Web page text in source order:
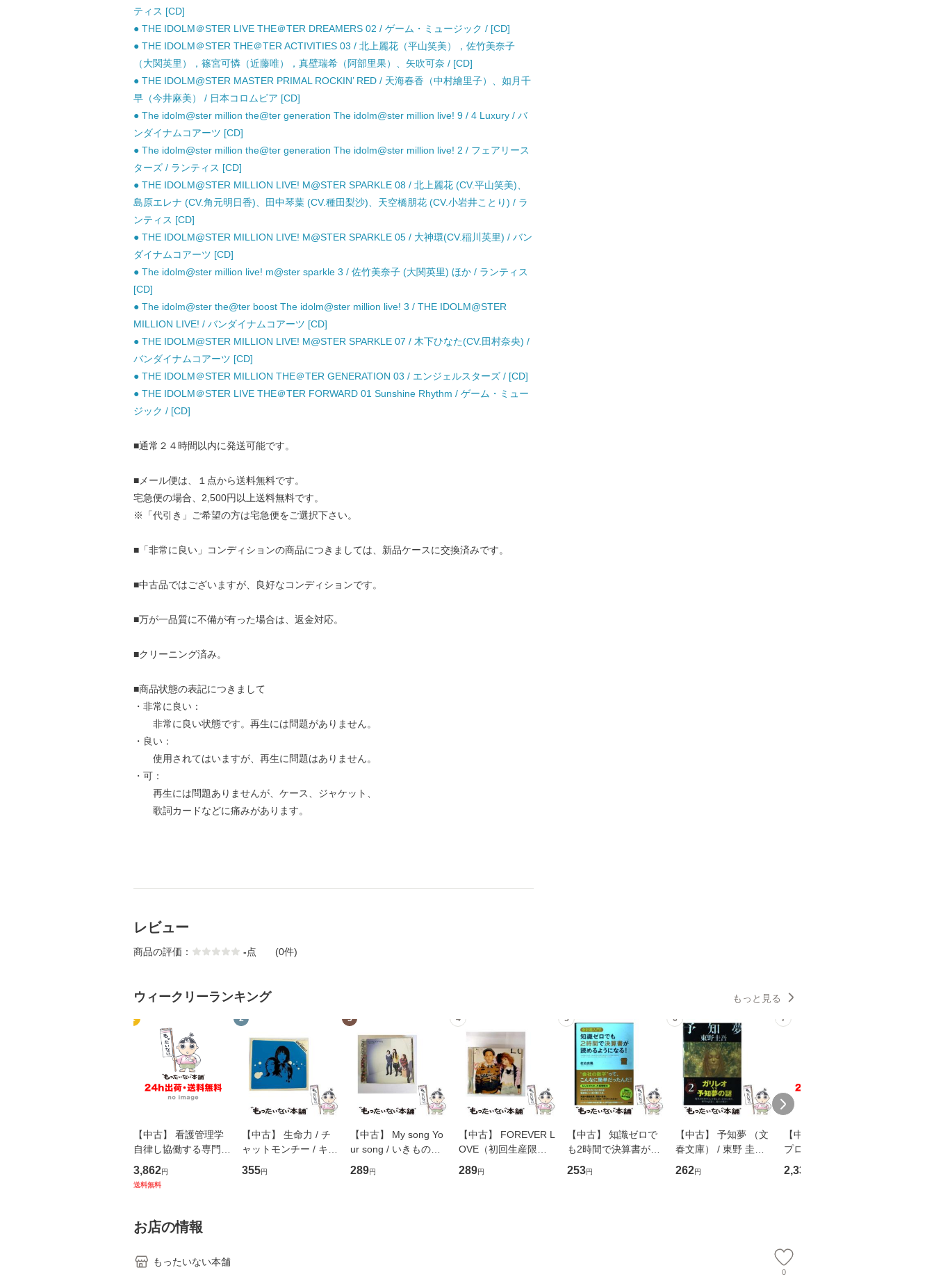
ティス [CD]
● THE IDOLM＠STER LIVE THE＠TER DREAMERS 02 / ゲーム・ミュージック / [CD]
● THE IDOLM＠STER THE＠TER ACTIVITIES 03 / 北上麗花（平山笑美），佐竹美奈子
（大関英里），篠宮可憐（近藤唯），真壁瑞希（阿部里果）、矢吹可奈 / [CD]
● THE IDOLM@STER MASTER PRIMAL ROCKIN’ RED / 天海春香（中村繪里子）、如月千
早（今井麻美） / 日本コロムビア [CD]
● The idolm@ster million the@ter generation The idolm@ster million live! 9 / 4 Luxury / バ
ンダイナムコアーツ [CD]
● The idolm@ster million the@ter generation The idolm@ster million live! 2 / フェアリース
ターズ / ランティス [CD]
● THE IDOLM@STER MILLION LIVE! M@STER SPARKLE 08 / 北上麗花 (CV.平山笑美)、
島原エレナ (CV.角元明日香)、田中琴葉 (CV.種田梨沙)、天空橋朋花 (CV.小岩井ことり) / ラ
ンティス [CD]
● THE IDOLM@STER MILLION LIVE! M@STER SPARKLE 05 / 大神環(CV.稲川英里) / バン
ダイナムコアーツ [CD]
● The idolm@ster million live! m@ster sparkle 3 / 佐竹美奈子 (大関英里) ほか / ランティス
[CD]
● The idolm@ster the@ter boost The idolm@ster million live! 3 / THE IDOLM@STER
MILLION LIVE! / バンダイナムコアーツ [CD]
● THE IDOLM@STER MILLION LIVE! M@STER SPARKLE 07 / 木下ひなた(CV.田村奈央) /
バンダイナムコアーツ [CD]
● THE IDOLM＠STER MILLION THE＠TER GENERATION 03 / エンジェルスターズ / [CD]
● THE IDOLM＠STER LIVE THE＠TER FORWARD 01 Sunshine Rhythm / ゲーム・ミュー
ジック / [CD]
■通常２４時間以内に発送可能です。
■メール便は、１点から送料無料です。
宅急便の場合、2,500円以上送料無料です。
※「代引き」ご希望の方は宅急便をご選択下さい。
■「非常に良い」コンディションの商品につきましては、新品ケースに交換済みです。
■中古品ではございますが、良好なコンディションです。
■万が一品質に不備が有った場合は、返金対応。
■クリーニング済み。
■商品状態の表記につきまして
・非常に良い：
非常に良い状態です。再生には問題がありません。
・良い：
使用されてはいますが、再生に問題はありません。
・可：
再生には問題ありませんが、ケース、ジャケット、
歌詞カードなどに痛みがあります。
レビュー
商品の評価： -点 (0件)
ウィークリーランキング もっと見る
1
【中古】 看護管理学
自律し協働する専門職
の看護マネジメントス
キル 改訂第3版 (看護
堂 [単行
3,862円
送料無料
2
【中古】 生命力 / チ
ャットモンチー / キュ
ーンレコード [CD]
【メール便送料無料】
355円
3
【中古】 My song Yo
ur song / いきものが
かり / [CD]【メール便
送料無料】
289円
4
【中古】 FOREVER L
OVE（初回生産限定
盤） / 清水翔太×加藤
ミリヤ / [CD]【メール
289円
5
【中古】 知識ゼロで
も2時間で決算書が読
めるようになる！ 会
計超入門！ / 佐伯 良
253円
6
【中古】 予知夢 （文
春文庫） / 東野 圭吾 /
文藝春秋 [文庫]【メー
ル便送料無料】
262円
7
【中古】 野ブタ。を
プロデュース [DVD-B
OX] / バップ [DVD]
【メール便送料無料】
2,335
お店の情報
もったいない本舗
0